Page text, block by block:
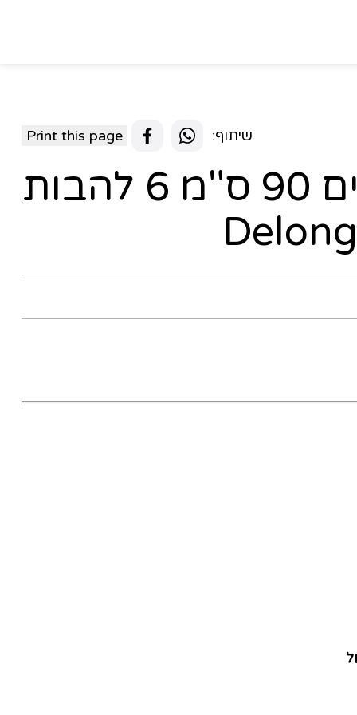
שיתוף: Print this page
תנור משולב כיריים 90 ס"מ 6 להבות